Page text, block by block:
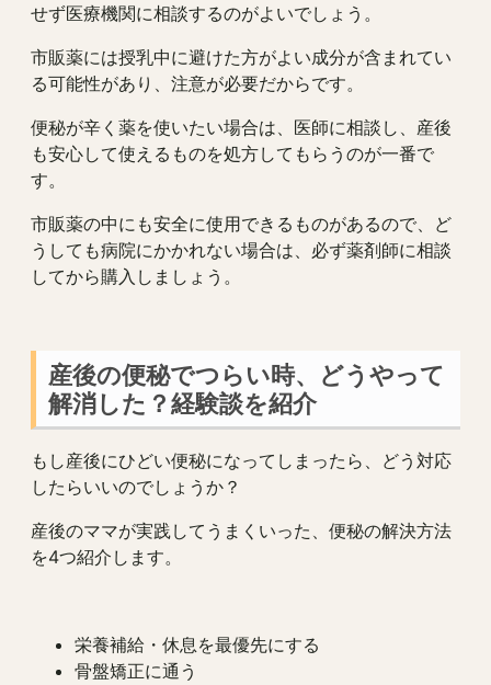
せず医療機関に相談するのがよいでしょう。
市販薬には授乳中に避けた方がよい成分が含まれてい
る可能性があり、注意が必要だからです。
便秘が辛く薬を使いたい場合は、医師に相談し、産後
も安心して使えるものを処方してもらうのが一番で
す。
市販薬の中にも安全に使用できるものがあるので、ど
うしても病院にかかれない場合は、必ず薬剤師に相談
してから購入しましょう。
産後の便秘でつらい時、どうやって
解消した？経験談を紹介
もし産後にひどい便秘になってしまったら、どう対応
したらいいのでしょうか？
産後のママが実践してうまくいった、便秘の解決方法
を4つ紹介します。
栄養補給・休息を最優先にする
骨盤矯正に通う